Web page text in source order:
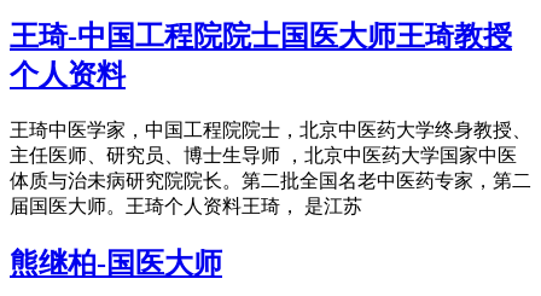
王琦-中国工程院院士国医大师王琦教授
个人资料
王琦中医学家，中国工程院院士，北京中医药大学终身教授、
主任医师、研究员、博士生导师 ，北京中医药大学国家中医
体质与治未病研究院院长。第二批全国名老中医药专家，第二
届国医大师。王琦个人资料王琦， 是江苏
熊继柏-国医大师